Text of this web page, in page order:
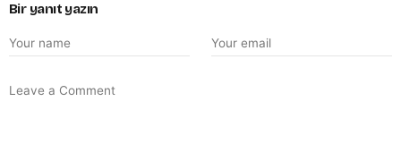
Bir yanıt yazın